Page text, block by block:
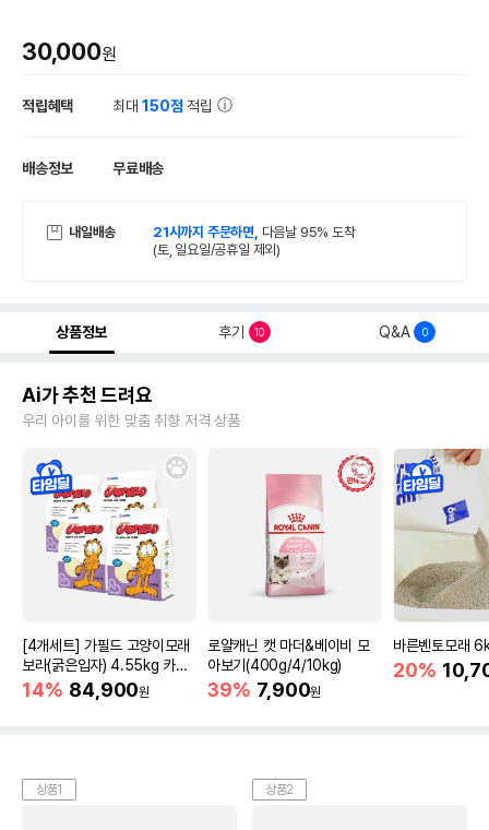
30,000원
적립혜택 최대150점 적립
배송정보 무료배송
내일배송 21시까지 주문하면, 다음날 95% 도착
(토, 일요일/공휴일 제외)
상품정보 후기 10 Q&A 0
Ai가 추천 드려요
우리 아이를 위한 맞춤 취향 저격 상품
[4개세트] 가필드 고양이모래
보라(굵은입자) 4.55kg 카사
바모래
14% 84,900원
로얄캐닌 캣 마더&베이비 모
아보기(400g/4/10kg)
39% 7,900원
바른벤토모래
20%
상품1 상품2